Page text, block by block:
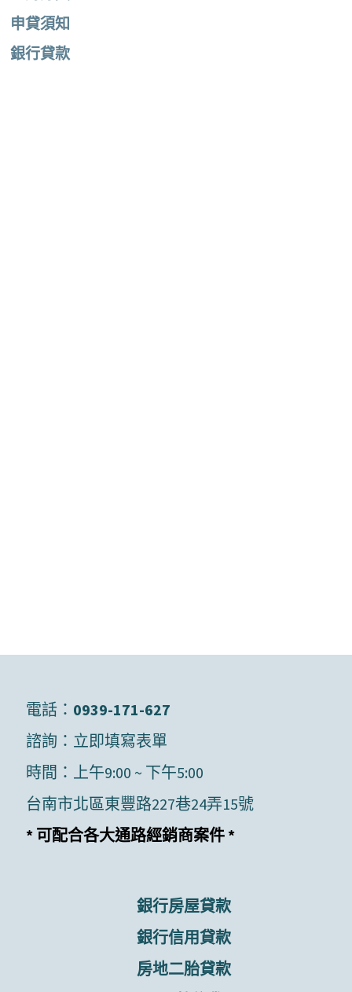
申貸須知
銀行貸款
電話： 0939-171-627
諮詢： 立即填寫表單
時間：上午9:00 ~ 下午5:00
台南市北區東豐路227巷24弄15號
* 可配合各大通路經銷商案件 *
銀行房屋貸款
銀行信用貸款
房地二胎貸款